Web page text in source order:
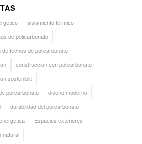
aislamiento térmico
de policarbonato
de techos de policarbonato
construcción con policarbonato
sostenible
policarbonato
diseño moderno
durabilidad del policarbonato
Espacios exteriores
natural